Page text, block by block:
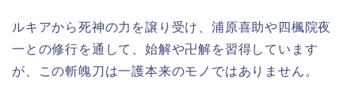
ルキアから死神の力を譲り受け、浦原喜助や四楓院夜
一との修行を通して、始解や卍解を習得しています
が、この斬魄刀は一護本来のモノではありません。